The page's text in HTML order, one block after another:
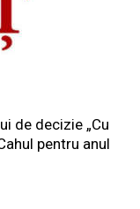
de decizie „Cu
pentru anul